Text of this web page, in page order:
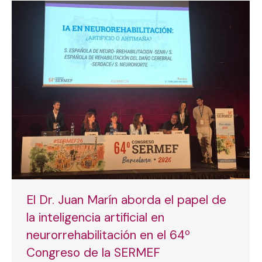
El Dr. Juan Marín aborda el papel de
la inteligencia artificial en
neurorrehabilitación en el 64º
Congreso de la SERMEF